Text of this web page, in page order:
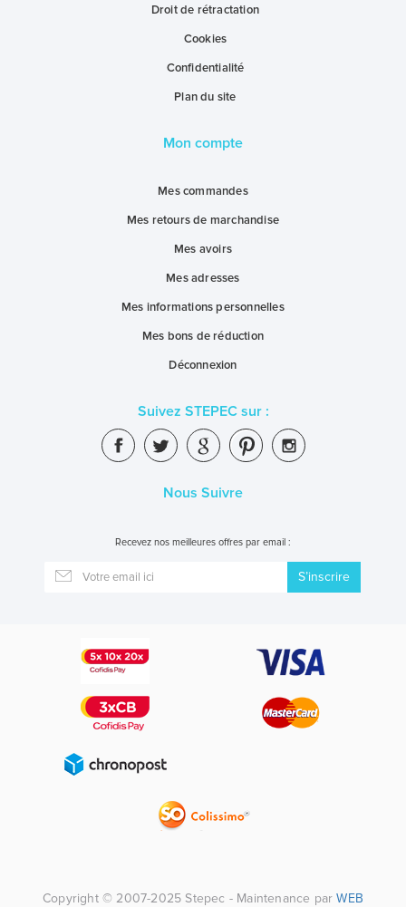
Droit de rétractation
Cookies
Confidentialité
Plan du site
Mon compte
Mes commandes
Mes retours de marchandise
Mes avoirs
Mes adresses
Mes informations personnelles
Mes bons de réduction
Déconnexion
Suivez STEPEC sur :
Nous Suivre
Recevez nos meilleures offres par email :
S’inscrire
Copyright © 2007-2025 Stepec - Maintenance parWEB